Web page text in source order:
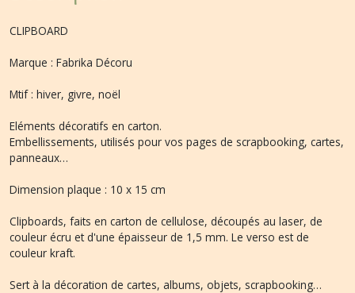
CLIPBOARD
Marque : Fabrika Décoru
Mtif : hiver, givre, noël
Eléments décoratifs en carton.
Embellissements, utilisés pour vos pages de scrapbooking, cartes,
panneaux…
Dimension plaque : 10 x 15 cm
Clipboards, faits en carton de cellulose, découpés au laser, de
couleur écru et d'une épaisseur de 1,5 mm. Le verso est de
couleur kraft.
Sert à la décoration de cartes, albums, objets, scrapbooking…